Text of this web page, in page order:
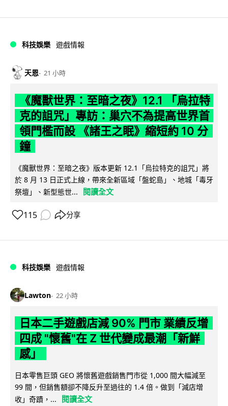
科技娛樂 遊戲情報
天恩 21 小時
《魔獸世界：至暗之夜》12.1 「烏拉特
克的詛咒」專訪：巢穴不為提高世界首
領門檻而設 《諸王之眠》縮短約 10 分
鐘
《魔獸世界：至暗之夜》版本更新 12.1「烏拉特克的詛咒」將
於 8 月 13 日正式上線，帶來全新區域「盤蛇島」、地城「毒牙
祭壇」、新型態世...
閱讀全文
115 分享
科技娛樂 遊戲情報
Lawton 22 小時
日本二手遊戲店減 90% 門市 業績反增
四成 "懷舊"在 Z 世代變成最潮「新鮮
感」
日本零售巨頭 GEO 將懷舊遊戲銷售門市從 1,000 間大幅減至
99 間，但銷售額卻不降反升至過往的 1.4 倍。做到「減店增
收」奇蹟，...
閱讀全文